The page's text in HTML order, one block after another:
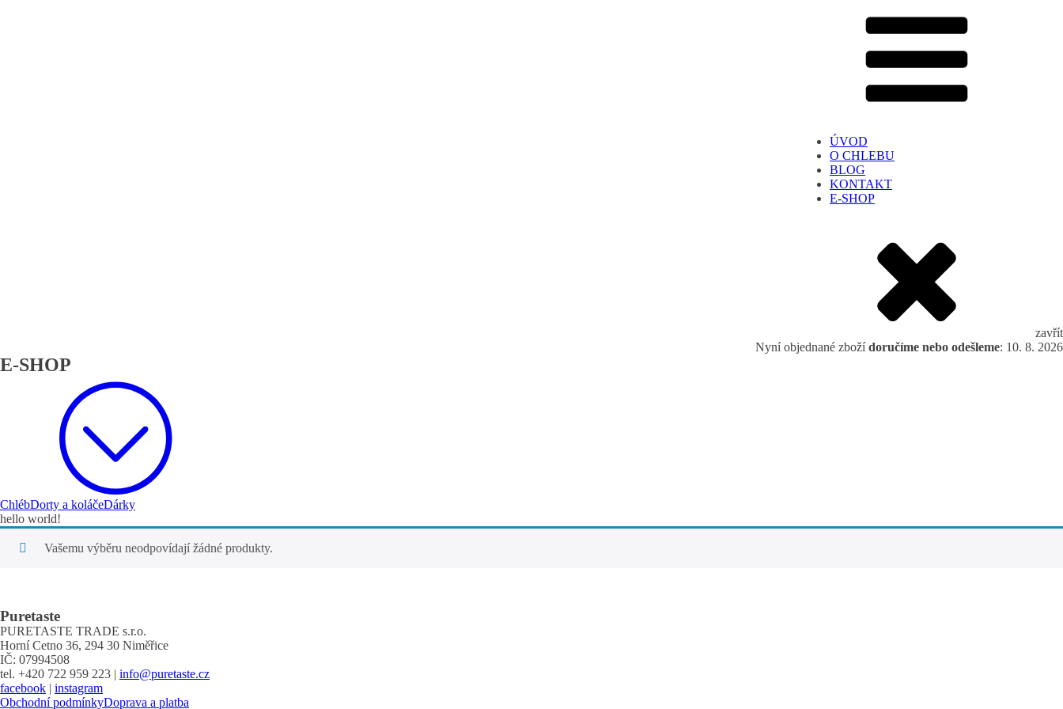
ÚVOD
O CHLEBU
BLOG
KONTAKT
E-SHOP
zavřít
Nyní objednané zbožídoručíme nebo odešleme: 10. 8. 2026
E-SHOP
ChlébDorty a koláčeDárky
hello world!
Vašemu výběru neodpovídají žádné produkty.
Puretaste
PURETASTE TRADE s.r.o.
Horní Cetno 36, 294 30 Niměřice
IČ: 07994508
tel. +420 722 959 223 | info@puretaste.cz
facebook | instagram
Obchodní podmínkyDoprava a platba